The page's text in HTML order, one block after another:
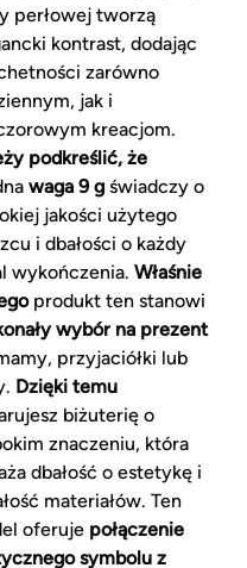
perłowej tworzą
kontrast, dodając
zarówno
jak i
kreacjom.
podkreślić, że
waga 9 gświadczy o
jakości użytego
i dbałości o każdy
wykończenia. Właśnie
produkt ten stanowi
wybór na prezent
przyjaciółki lub
Dzięki temu
biżuterię o
znaczeniu, która
dbałość o estetykę i
materiałów. Ten
oferuje połączenie
symbolu z